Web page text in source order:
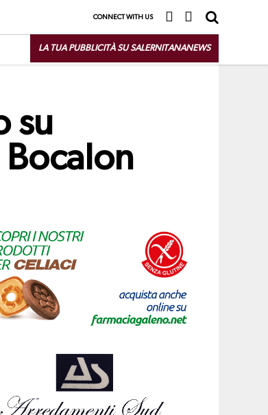
CONNECT WITH US
LA TUA PUBBLICITÀ SU SALERNITANANEWS
su
Bocalon